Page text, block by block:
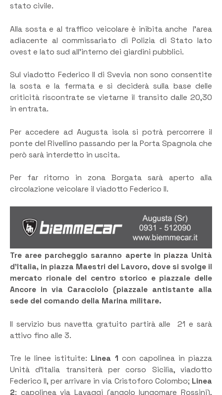
stato civile.
Alla sosta e al traffico veicolare è inibita anche l’area
adiacente al commissariato di Polizia di Stato lato
ovest e lato sud all’interno dei giardini pubblici.
Sul viadotto Federico II di Svevia non sono consentite
la sosta e la fermata e sì deciderà sulla base delle
criticità riscontrate se vietarne il transito dalle 20,30
in entrata.
Per accedere ad Augusta isola si potrà percorrere il
ponte del Rivellino passando per la Porta Spagnola che
però sarà interdetto in uscita.
Per far ritorno in zona Borgata sarà aperto alla
circolazione veicolare il viadotto Federico II.
Tre aree parcheggio saranno aperte in piazza Unità
d’Italia, in piazza Maestri del Lavoro, dove si svolge il
mercato rionale del centro storico e piazzale delle
Ancore in via Caracciolo (piazzale antistante alla
sede del comando della Marina militare.
Il servizio bus navetta gratuito partirà alle 21 e sarà
attivo fino alle 3.
Tre le linee istituite: Linea 1 con capolinea in piazza
Unità d’Italia transiterà per corso Sicilia, viadotto
Federico II, per arrivare in via Cristoforo Colombo; Linea
2: capolinea via Lavaggi (angolo lungomare Rossini),